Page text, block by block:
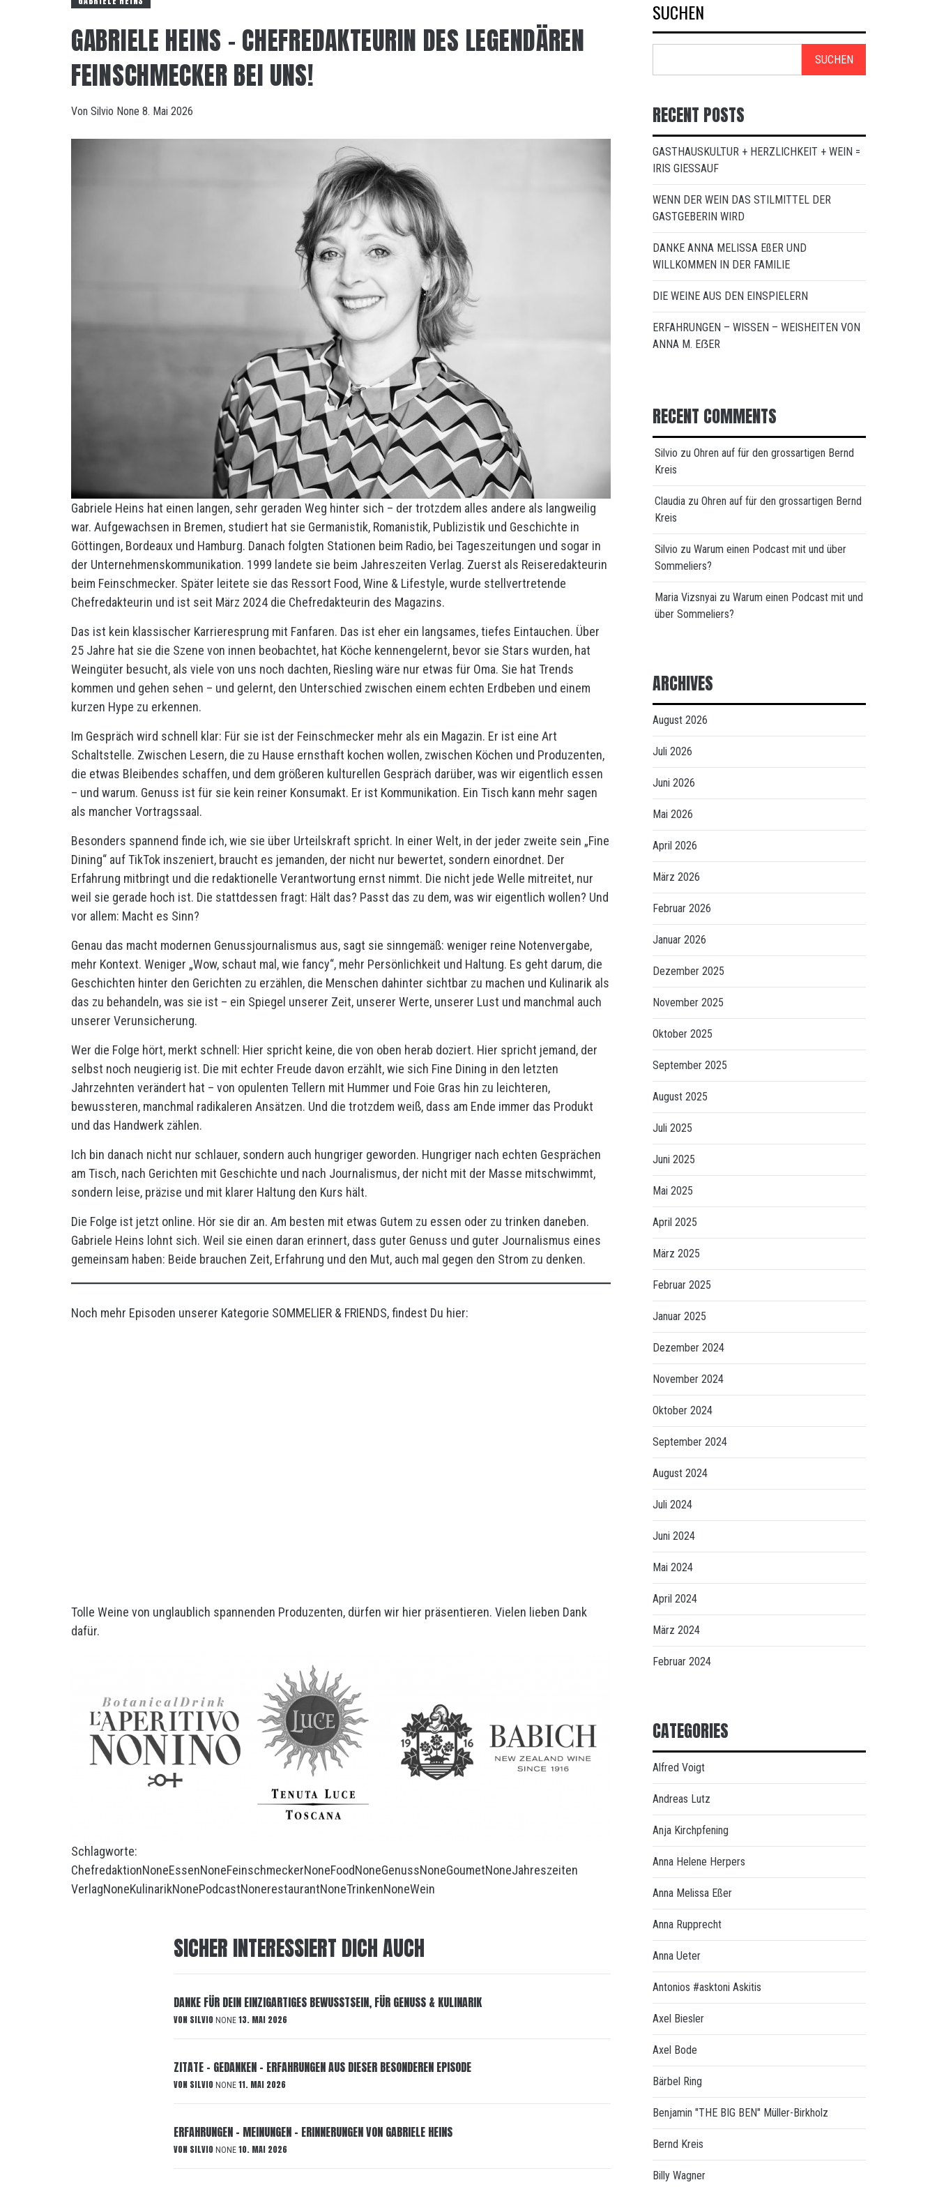
GABRIELE HEINS – CHEFREDAKTEURIN DES LEGENDÄREN
FEINSCHMECKER BEI UNS!
Von Silvio None 8. Mai 2026
Gabriele Heins hat einen langen, sehr geraden Weg hinter sich – der trotzdem alles andere als langweilig
war. Aufgewachsen in Bremen, studiert hat sie Germanistik, Romanistik, Publizistik und Geschichte in
Göttingen, Bordeaux und Hamburg. Danach folgten Stationen beim Radio, bei Tageszeitungen und sogar in
der Unternehmenskommunikation. 1999 landete sie beim Jahreszeiten Verlag. Zuerst als Reiseredakteurin
beim Feinschmecker. Später leitete sie das Ressort Food, Wine & Lifestyle, wurde stellvertretende
Chefredakteurin und ist seit März 2024 die Chefredakteurin des Magazins.
Das ist kein klassischer Karrieresprung mit Fanfaren. Das ist eher ein langsames, tiefes Eintauchen. Über
25 Jahre hat sie die Szene von innen beobachtet, hat Köche kennengelernt, bevor sie Stars wurden, hat
Weingüter besucht, als viele von uns noch dachten, Riesling wäre nur etwas für Oma. Sie hat Trends
kommen und gehen sehen – und gelernt, den Unterschied zwischen einem echten Erdbeben und einem
kurzen Hype zu erkennen.
Im Gespräch wird schnell klar: Für sie ist der Feinschmecker mehr als ein Magazin. Er ist eine Art
Schaltstelle. Zwischen Lesern, die zu Hause ernsthaft kochen wollen, zwischen Köchen und Produzenten,
die etwas Bleibendes schaffen, und dem größeren kulturellen Gespräch darüber, was wir eigentlich essen
– und warum. Genuss ist für sie kein reiner Konsumakt. Er ist Kommunikation. Ein Tisch kann mehr sagen
als mancher Vortragssaal.
Besonders spannend finde ich, wie sie über Urteilskraft spricht. In einer Welt, in der jeder zweite sein „Fine
Dining“ auf TikTok inszeniert, braucht es jemanden, der nicht nur bewertet, sondern einordnet. Der
Erfahrung mitbringt und die redaktionelle Verantwortung ernst nimmt. Die nicht jede Welle mitreitet, nur
weil sie gerade hoch ist. Die stattdessen fragt: Hält das? Passt das zu dem, was wir eigentlich wollen? Und
vor allem: Macht es Sinn?
Genau das macht modernen Genussjournalismus aus, sagt sie sinngemäß: weniger reine Notenvergabe,
mehr Kontext. Weniger „Wow, schaut mal, wie fancy“, mehr Persönlichkeit und Haltung. Es geht darum, die
Geschichten hinter den Gerichten zu erzählen, die Menschen dahinter sichtbar zu machen und Kulinarik als
das zu behandeln, was sie ist – ein Spiegel unserer Zeit, unserer Werte, unserer Lust und manchmal auch
unserer Verunsicherung.
Wer die Folge hört, merkt schnell: Hier spricht keine, die von oben herab doziert. Hier spricht jemand, der
selbst noch neugierig ist. Die mit echter Freude davon erzählt, wie sich Fine Dining in den letzten
Jahrzehnten verändert hat – von opulenten Tellern mit Hummer und Foie Gras hin zu leichteren,
bewussteren, manchmal radikaleren Ansätzen. Und die trotzdem weiß, dass am Ende immer das Produkt
und das Handwerk zählen.
Ich bin danach nicht nur schlauer, sondern auch hungriger geworden. Hungriger nach echten Gesprächen
am Tisch, nach Gerichten mit Geschichte und nach Journalismus, der nicht mit der Masse mitschwimmt,
sondern leise, präzise und mit klarer Haltung den Kurs hält.
Die Folge ist jetzt online. Hör sie dir an. Am besten mit etwas Gutem zu essen oder zu trinken daneben.
Gabriele Heins lohnt sich. Weil sie einen daran erinnert, dass guter Genuss und guter Journalismus eines
gemeinsam haben: Beide brauchen Zeit, Erfahrung und den Mut, auch mal gegen den Strom zu denken.
Noch mehr Episoden unserer Kategorie SOMMELIER & FRIENDS, findest Du hier:
Tolle Weine von unglaublich spannenden Produzenten, dürfen wir hier präsentieren. Vielen lieben Dank
dafür.
Schlagworte:
ChefredaktionNoneEssenNoneFeinschmeckerNoneFoodNoneGenussNoneGoumetNoneJahreszeiten
VerlagNoneKulinarikNonePodcastNonerestaurantNoneTrinkenNoneWein
SICHER INTERESSIERT DICH AUCH
DANKE FÜR DEIN EINZIGARTIGES BEWUSSTSEIN, FÜR GENUSS & KULINARIK
VON SILVIO NONE 13. MAI 2026
ZITATE – GEDANKEN – ERFAHRUNGEN AUS DIESER BESONDEREN EPISODE
VON SILVIO NONE 11. MAI 2026
ERFAHRUNGEN – MEINUNGEN – ERINNERUNGEN VON GABRIELE HEINS
VON SILVIO NONE 10. MAI 2026
SUCHEN
SUCHEN
RECENT POSTS
GASTHAUSKULTUR + HERZLICHKEIT + WEIN =
IRIS GIESSAUF
WENN DER WEIN DAS STILMITTEL DER
GASTGEBERIN WIRD
DANKE ANNA MELISSA EßER UND
WILLKOMMEN IN DER FAMILIE
DIE WEINE AUS DEN EINSPIELERN
ERFAHRUNGEN – WISSEN – WEISHEITEN VON
ANNA M. EẞER
RECENT COMMENTS
Silvio zu Ohren auf für den grossartigen Bernd
Kreis
Claudia zu Ohren auf für den grossartigen Bernd
Kreis
Silvio zu Warum einen Podcast mit und über
Sommeliers?
Maria Vizsnyai zu Warum einen Podcast mit und
über Sommeliers?
ARCHIVES
August 2026
Juli 2026
Juni 2026
Mai 2026
April 2026
März 2026
Februar 2026
Januar 2026
Dezember 2025
November 2025
Oktober 2025
September 2025
August 2025
Juli 2025
Juni 2025
Mai 2025
April 2025
März 2025
Februar 2025
Januar 2025
Dezember 2024
November 2024
Oktober 2024
September 2024
August 2024
Juli 2024
Juni 2024
Mai 2024
April 2024
März 2024
Februar 2024
CATEGORIES
Alfred Voigt
Andreas Lutz
Anja Kirchpfening
Anna Helene Herpers
Anna Melissa Eßer
Anna Rupprecht
Anna Ueter
Antonios #asktoni Askitis
Axel Biesler
Axel Bode
Bärbel Ring
Benjamin "THE BIG BEN" Müller-Birkholz
Bernd Kreis
Billy Wagner